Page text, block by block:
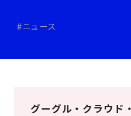
#ニュース
グーグル・クラウド